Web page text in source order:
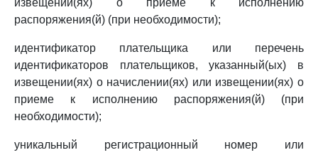
извещении(ях) о приеме к исполнению
распоряжения(й) (при необходимости);
идентификатор плательщика или перечень
идентификаторов плательщиков, указанный(ых) в
извещении(ях) о начислении(ях) или извещении(ях) о
приеме к исполнению распоряжения(й) (при
необходимости);
уникальный регистрационный номер или